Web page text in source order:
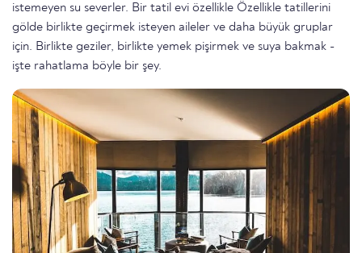
istemeyen su severler. Bir tatil evi özellikle Özellikle tatillerini
gölde birlikte geçirmek isteyen aileler ve daha büyük gruplar
için. Birlikte geziler, birlikte yemek pişirmek ve suya bakmak -
işte rahatlama böyle bir şey.